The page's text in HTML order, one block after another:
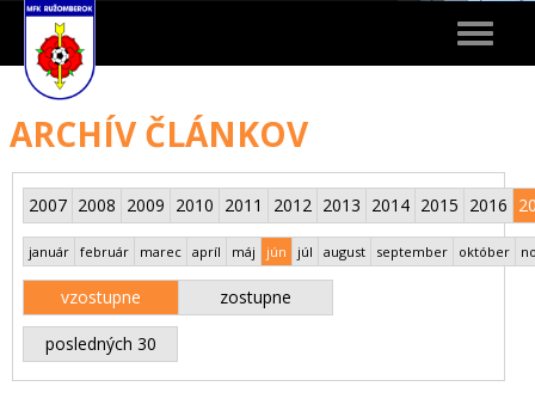
Toggle
ARCHÍV ČLÁNKOV
2007 2008 2009 2010 2011 2012 2013 2014 2015 2016
január február marec apríl máj jún júl august september október
vzostupne zostupne
posledných 30